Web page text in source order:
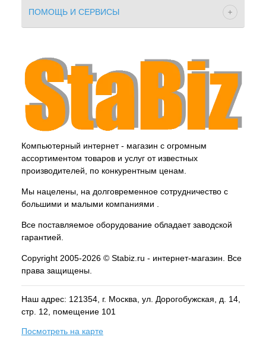
ПОМОЩЬ И СЕРВИСЫ
Компьютерный интернет - магазин с огромным
ассортиментом товаров и услуг от известных
производителей, по конкурентным ценам.
Мы нацелены, на долговременное сотрудничество с
большими и малыми компаниями .
Все поставляемое оборудование обладает заводской
гарантией.
Copyright 2005-2026 © Stabiz.ru - интернет-магазин. Все
права защищены.
Наш адрес: 121354, г. Москва , ул. Дорогобужская, д. 14,
стр. 12, помещение 101
Посмотреть на карте